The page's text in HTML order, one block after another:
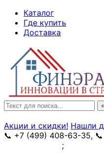
Skip
Content
Каталог
Где купить
Доставка
Search
for:
Акции и скидки! Нашли
📞 +7 (499) 408-63-35,
;